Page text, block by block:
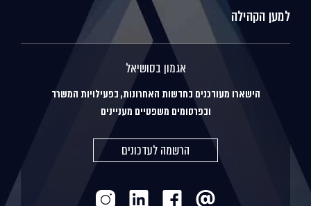
למען הקהילה
אגמון בסושיאל
הישארו מעודכנים בחדשות האחרונות, בפעילויות המשרד
ובפרסומים משפטיים מעניינים
הרשמה לעדכונים